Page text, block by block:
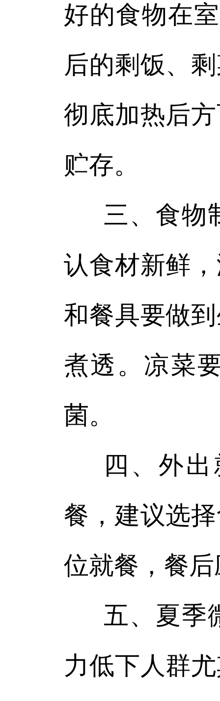
好的食物在
后的剩饭、
彻底加热后
贮存。
三、食物
认食材新鲜
和餐具要做
煮透。凉菜
菌。
四、外
餐，建议选
位就餐，餐
五、夏季
力低下人群